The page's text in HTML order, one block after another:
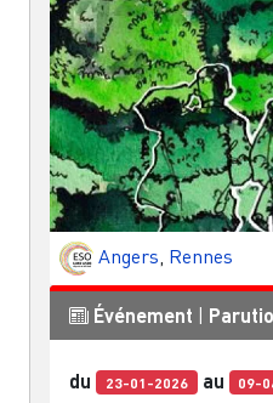
Angers Rennes
Événement
du 23-01-2026 au 09-